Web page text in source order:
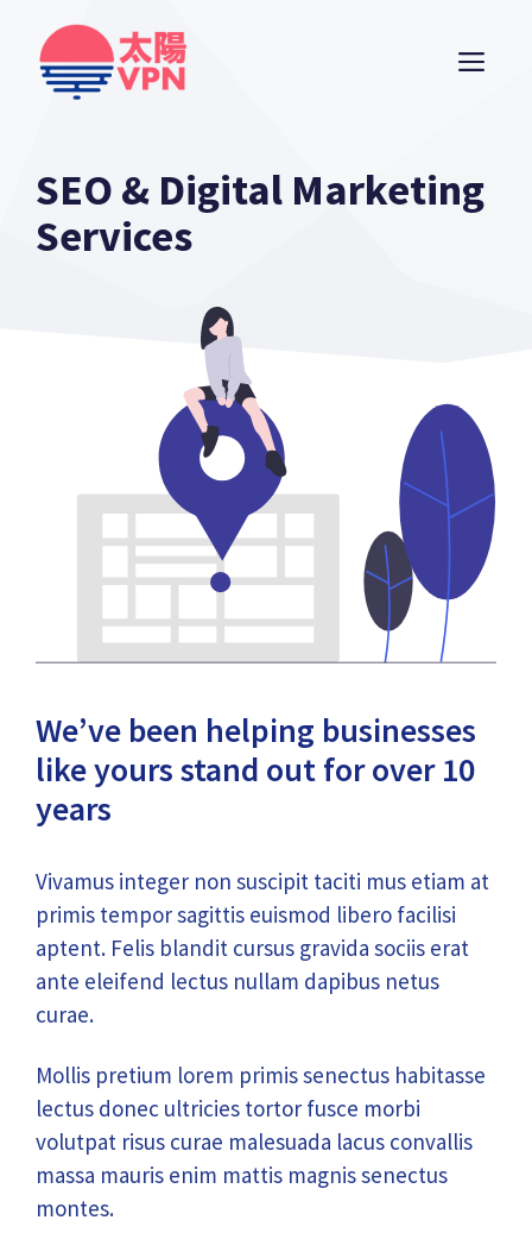
content
SEO & Digital Marketing
Services
We’ve been helping businesses
like yours stand out for over 10
years
Vivamus integer non suscipit taciti mus etiam at
primis tempor sagittis euismod libero facilisi
aptent. Felis blandit cursus gravida sociis erat
ante eleifend lectus nullam dapibus netus
curae.
Mollis pretium lorem primis senectus habitasse
lectus donec ultricies tortor fusce morbi
volutpat risus curae malesuada lacus convallis
massa mauris enim mattis magnis senectus
montes.